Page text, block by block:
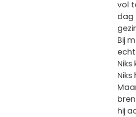
vol
dag
Bij
hij